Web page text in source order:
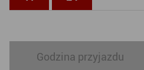
Godzina przyjazdu